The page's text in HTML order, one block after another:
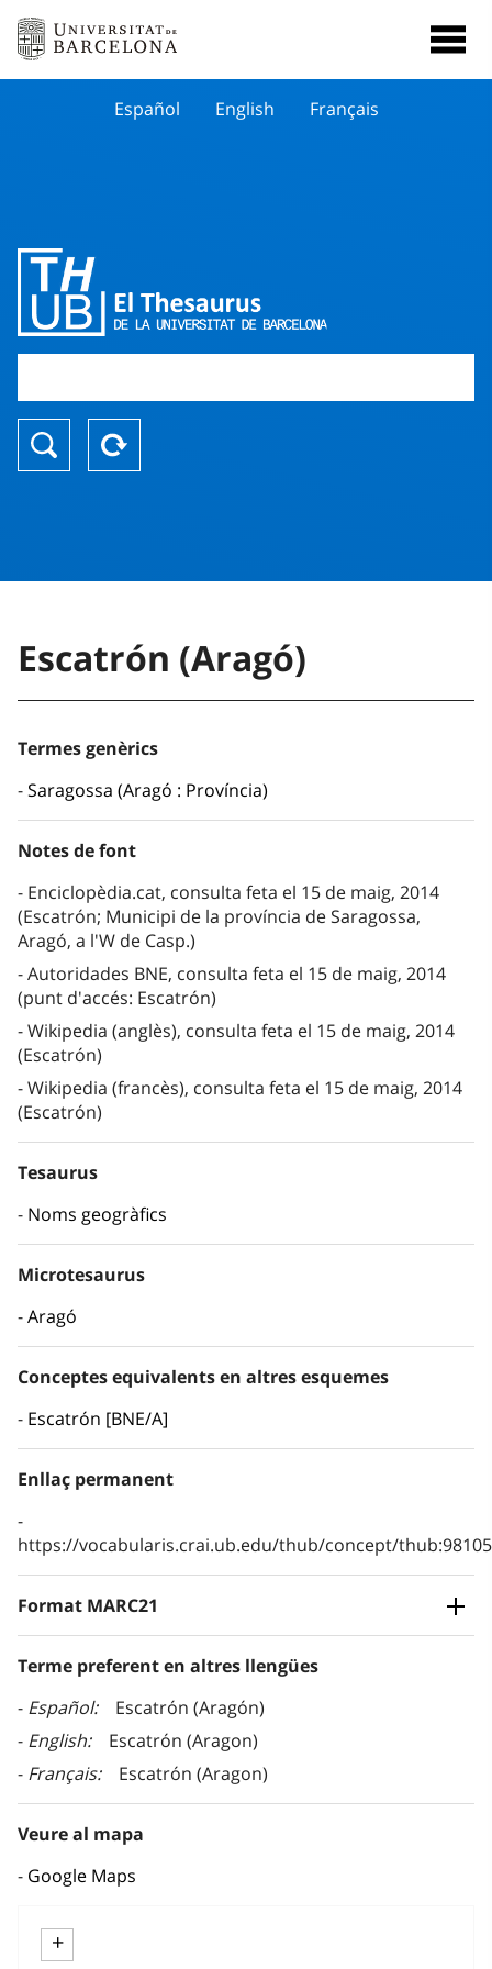
Español English Français
Escatrón (Aragó)
Termes genèrics
Saragossa (Aragó : Província)
Notes de font
Enciclopèdia.cat, consulta feta el 15 de maig, 2014
(Escatrón; Municipi de la província de Saragossa,
Aragó, a l'W de Casp.)
Autoridades BNE, consulta feta el 15 de maig, 2014
(punt d'accés: Escatrón)
Wikipedia (anglès), consulta feta el 15 de maig, 2014
(Escatrón)
Wikipedia (francès), consulta feta el 15 de maig, 2014
(Escatrón)
Tesaurus
Noms geogràfics
Microtesaurus
Aragó
Conceptes equivalents en altres esquemes
Escatrón [BNE/A]
Enllaç permanent
https://vocabularis.crai.ub.edu/thub/concept/
Format MARC21
Terme preferent en altres llengües
Español
Escatrón (Aragón)
English
Escatrón (Aragon)
Français
Escatrón (Aragon)
Veure al mapa
Google Maps
+